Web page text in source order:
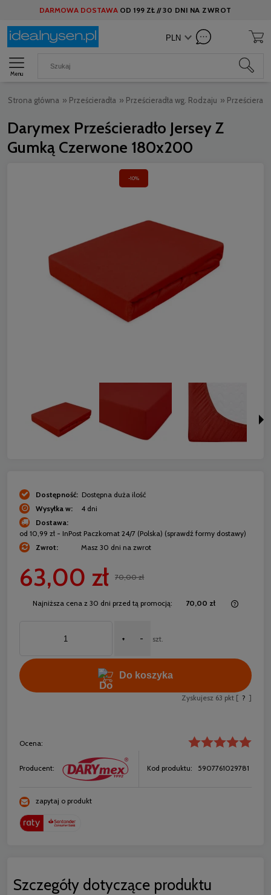
DARMOWA DOSTAWA OD 199 ZŁ //30 DNI NA ZWROT
Menu
Strona główna » Prześcieradła » Prześcieradła wg. Rodzaju »
Darymex Prześcieradło Jersey Z
Gumką Czerwone 180x200
-10%
Dostępność: Dostępna duża ilość
Wysyłka w:
4 dni
Dostawa:
od 10,99 zł - InPost Paczkomat 24/7 (Polska) (sprawdź formy dostawy)
Zwrot:
Masz 30 dni na zwrot
63,00 zł 70,00 zł
Najniższa cena z 30 dni przed tą promocją: 70,00 zł
+ - szt.
Do koszyka
Zyskujesz 63 pkt [ ? ]
Ocena:
Producent: Kod produktu: 5907761029781
zapytaj o produkt
Szczegóły dotyczące produktu